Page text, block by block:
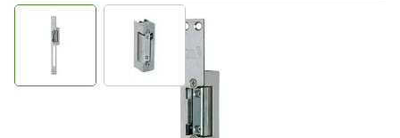
View larger imageView larger image
Productgroep D